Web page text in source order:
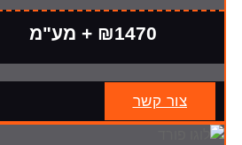
₪1470 + מע"מ
צור קשר